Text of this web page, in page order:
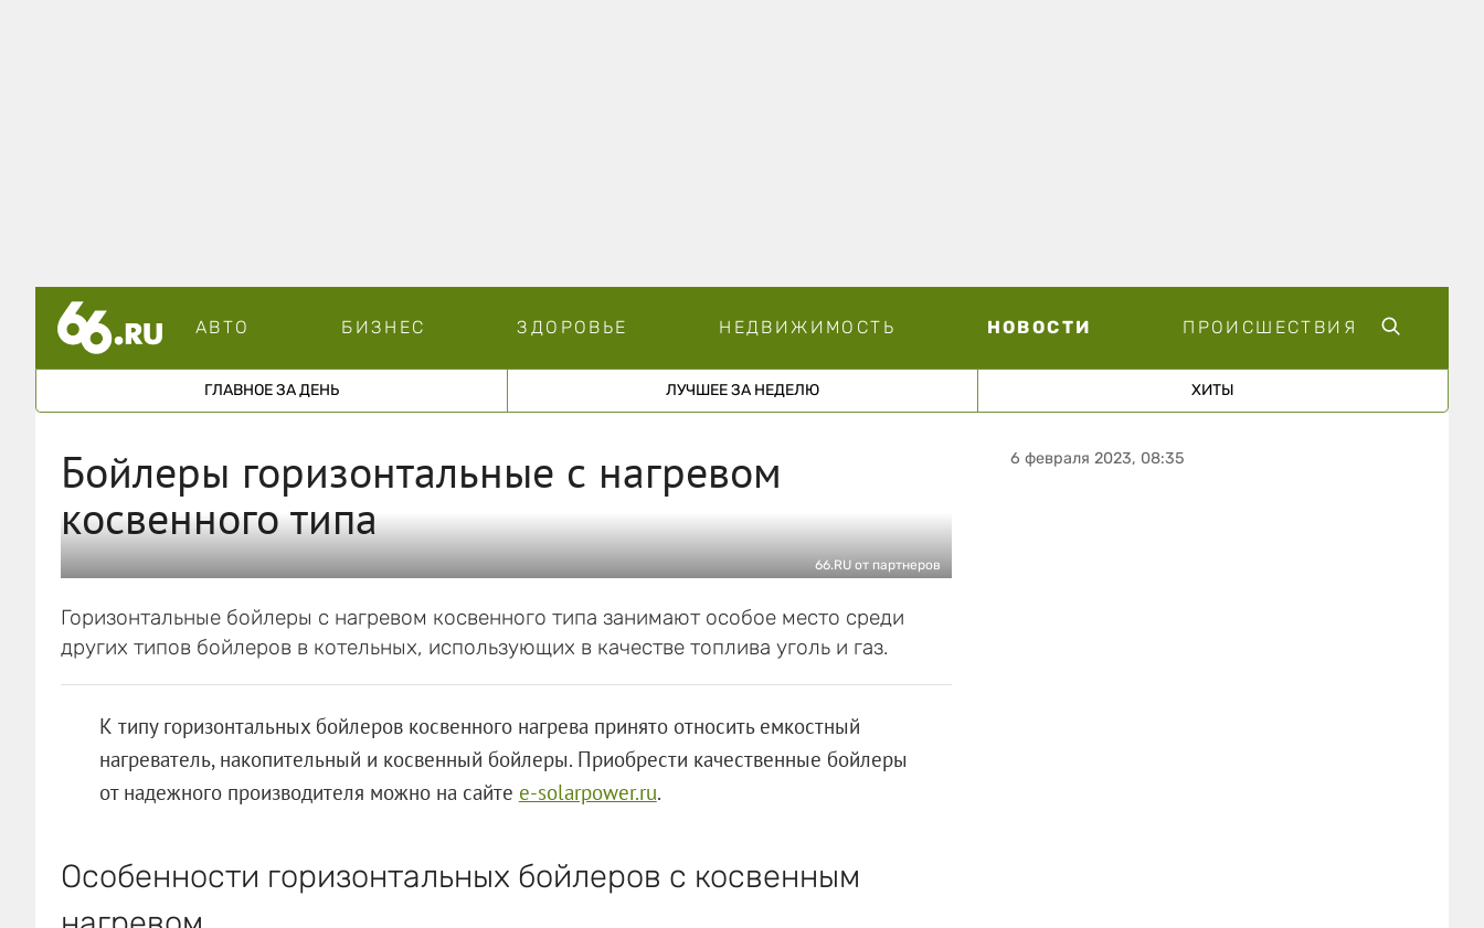
АВТО БИЗНЕС ЗДОРОВЬЕ НЕДВИЖИМОСТЬ НОВОСТИ ПРОИСШЕСТВИЯ
ГЛАВНОЕ ЗА ДЕНЬ ЛУЧШЕЕ ЗА НЕДЕЛЮ ХИТЫ
Бойлеры горизонтальные с нагревом
косвенного типа
66.RU от партнеров
Горизонтальные бойлеры с нагревом косвенного типа занимают особое место среди
других типов бойлеров в котельных, использующих в качестве топлива уголь и газ.
К типу горизонтальных бойлеров косвенного нагрева принято относить емкостный
нагреватель, накопительный и косвенный бойлеры. Приобрести качественные бойлеры
от надежного производителя можно на сайте e-solarpower.ru.
Особенности горизонтальных бойлеров с косвенным
6 февраля 2023, 08:35